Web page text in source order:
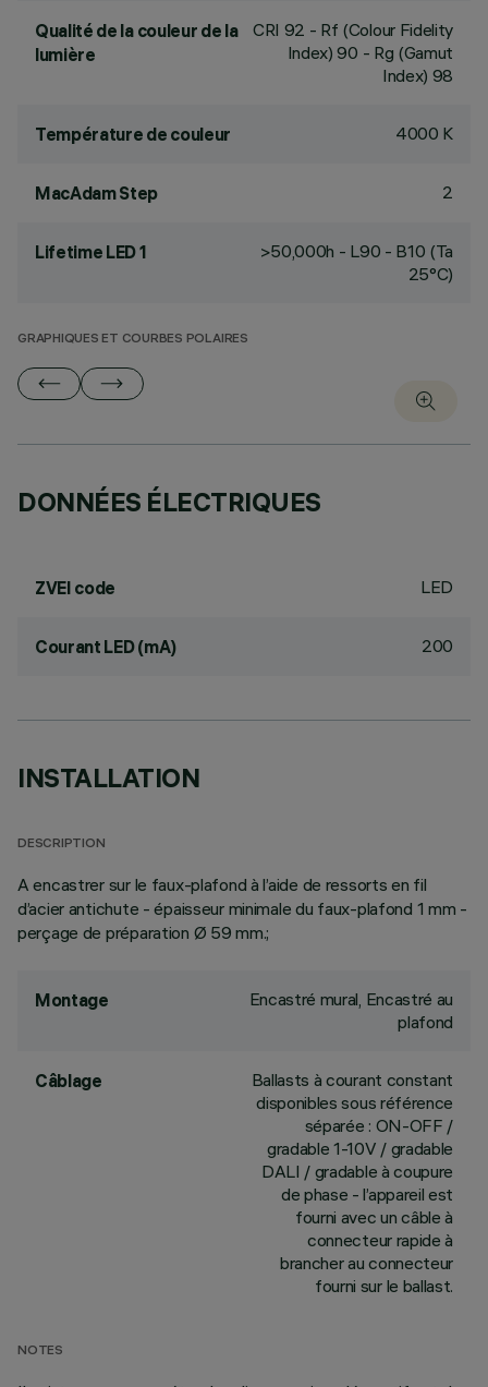
Qualité de la couleur de la
lumière
CRI 92 - Rf (Colour Fidelity
Index) 90 - Rg (Gamut
Index) 98
Température de couleur 4000 K
MacAdam Step 2
Lifetime LED 1
>50,000h - L90 - B10 (Ta
25°C)
GRAPHIQUES ET COURBES POLAIRES
DONNÉES ÉLECTRIQUES
ZVEI code LED
Courant LED (mA) 200
INSTALLATION
DESCRIPTION
A encastrer sur le faux-plafond à l’aide de ressorts en fil
d’acier antichute - épaisseur minimale du faux-plafond 1 mm -
perçage de préparation Ø 59 mm.;
Montage
Encastré mural, Encastré au
plafond
Câblage
Ballasts à courant constant
disponibles sous référence
séparée : ON-OFF /
gradable 1-10V / gradable
DALI / gradable à coupure
de phase - l’appareil est
fourni avec un câble à
connecteur rapide à
brancher au connecteur
fourni sur le ballast.
NOTES